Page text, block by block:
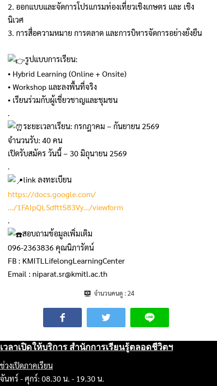
2. ออกแบบและจัดการโปรแกรมท่องเที่ยวเชิงเกษตร และ เชิง
นิเวศ
3. การสื่อความหมาย การตลาด และการบิหารจัดการอย่างยั่งยืน
รูปแบบการเรียน:
• Hybrid Learning (Online + Onsite)
• Workshop และลงพื้นที่จริง
• เรียนร่วมกับผู้เชี่ยวชาญและชุมชน
.
ระยะเวลาเรียน: กรกฎาคม – กันยายน 2569
จำนวนรับ: 40 คน
เปิดรับสมัคร วันนี้ – 30 มิถุนายน 2569
.
link ลงทะเบียน
https://docs.google.com/
…/1FAIpQLSdftt583Vy…/viewform
.
สอบถามข้อมูลเพิ่มเติม
096-2363836 คุณนิภารัตน์
FB : KMITLLifelongLearningCenter
Email : niparat.sr@kmitl.ac.th
จำนวนคนดู :24
เวลาเปิดให้บริการ สำนักการเรียนรู้ตลอดชีวิตฯ
ช่วงเปิดภาคเรียน
จันทร์ - ศุกร์: 08.30 น. - 19.30 น.